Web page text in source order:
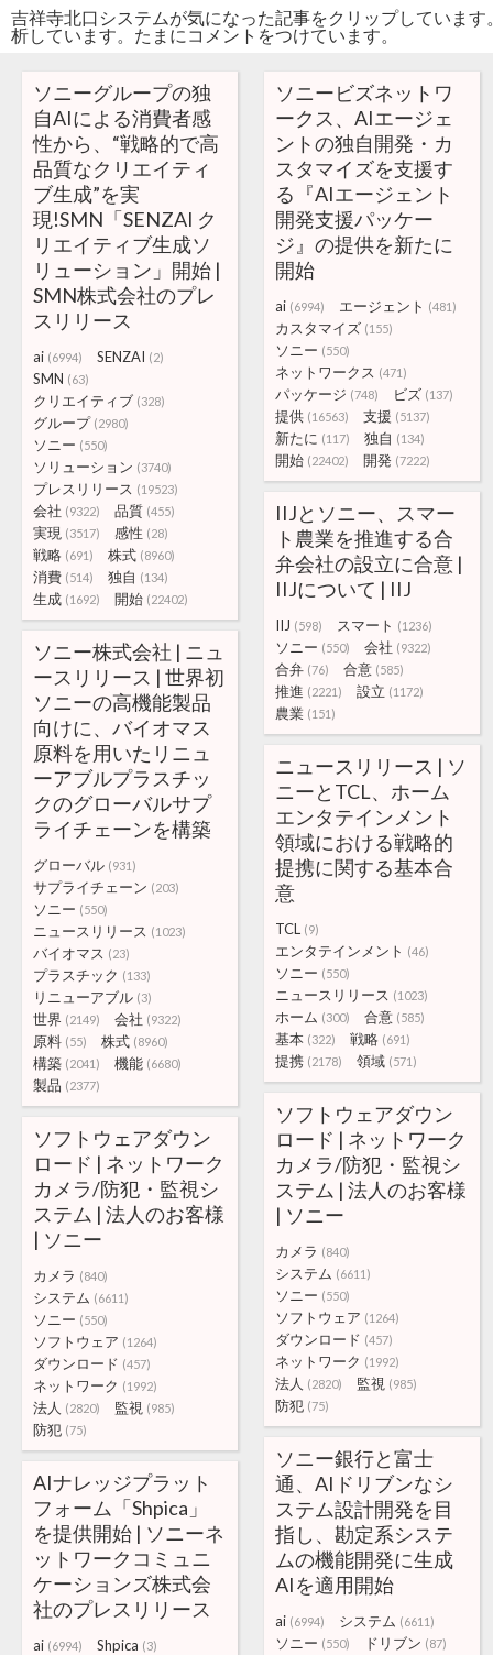
吉祥寺北口システムが気になった記事をクリップしていま
析しています。たまにコメントをつけています。
ソニーグループの独
自AIによる消費者感
性から、“戦略的で高
品質なクリエイティ
ブ生成”を実
現!SMN「SENZAI ク
リエイティブ生成ソ
リューション」開始 |
SMN株式会社のプレ
スリリース
ai (6994) SENZAI (2)
SMN (63)
クリエイティブ (328)
グループ (2980)
ソニー (550)
ソリューション (3740)
プレスリリース (19523)
会社 (9322) 品質 (455)
実現 (3517) 感性 (28)
戦略 (691) 株式 (8960)
消費 (514) 独自 (134)
生成 (1692) 開始 (22402)
ソニービズネットワ
ークス、AIエージェ
ントの独自開発・カ
スタマイズを支援す
る『AIエージェント
開発支援パッケー
ジ』の提供を新たに
開始
ai (6994) エージェント (481)
カスタマイズ (155)
ソニー (550)
ネットワークス (471)
パッケージ (748) ビズ (137)
提供 (16563) 支援 (5137)
新たに (117) 独自 (134)
開始 (22402) 開発 (7222)
IIJとソニー、スマー
ト農業を推進する合
弁会社の設立に合意 |
IIJについて | IIJ
IIJ (598) スマート (1236)
ソニー (550) 会社 (9322)
合弁 (76) 合意 (585)
推進 (2221) 設立 (1172)
農業 (151)
ソニー株式会社 | ニュ
ースリリース | 世界初
ソニーの高機能製品
向けに、バイオマス
原料を用いたリニュ
ーアブルプラスチッ
クのグローバルサプ
ライチェーンを構築
グローバル (931)
サプライチェーン (203)
ソニー (550)
ニュースリリース (1023)
バイオマス (23)
プラスチック (133)
リニューアブル (3)
世界 (2149) 会社 (9322)
原料 (55) 株式 (8960)
構築 (2041) 機能 (6680)
製品 (2377)
ニュースリリース | ソ
ニーとTCL、ホーム
エンタテインメント
領域における戦略的
提携に関する基本合
意
TCL (9)
エンタテインメント (46)
ソニー (550)
ニュースリリース (1023)
ホーム (300) 合意 (585)
基本 (322) 戦略 (691)
提携 (2178) 領域 (571)
ソフトウェアダウン
ロード | ネットワーク
カメラ/防犯・監視シ
ステム | 法人のお客様
| ソニー
カメラ (840)
システム (6611)
ソニー (550)
ソフトウェア (1264)
ダウンロード (457)
ネットワーク (1992)
法人 (2820) 監視 (985)
防犯 (75)
ソフトウェアダウン
ロード | ネットワーク
カメラ/防犯・監視シ
ステム | 法人のお客様
| ソニー
カメラ (840)
システム (6611)
ソニー (550)
ソフトウェア (1264)
ダウンロード (457)
ネットワーク (1992)
法人 (2820) 監視 (985)
防犯 (75)
ソニー銀行と富士
通、AIドリブンなシ
ステム設計開発を目
指し、勘定系システ
ムの機能開発に生成
AIを適用開始
ai (6994) システム (6611)
ソニー (550) ドリブン (87)
AIナレッジプラット
フォーム「Shpica」
を提供開始 | ソニーネ
ットワークコミュニ
ケーションズ株式会
社のプレスリリース
ai (6994) Shpica (3)